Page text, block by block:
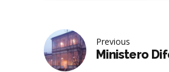
Previous
Ministero